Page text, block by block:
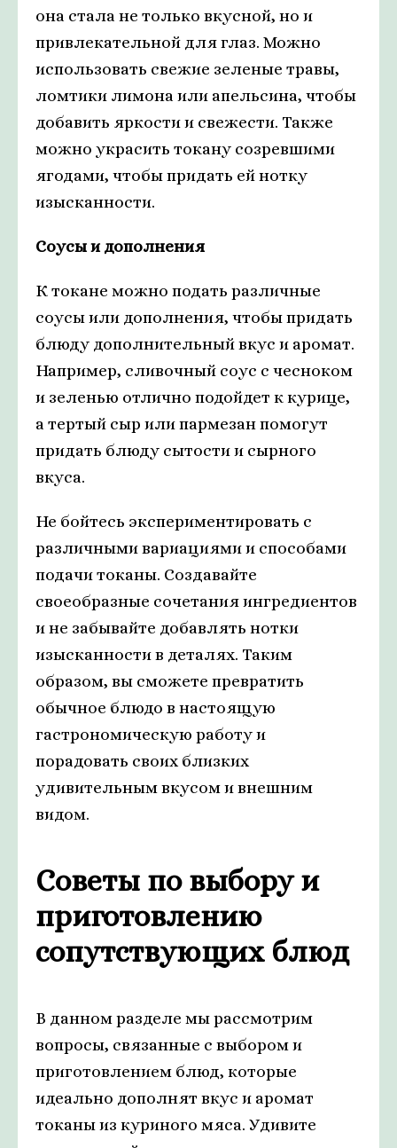
она стала не только вкусной, но и
привлекательной для глаз. Можно
использовать свежие зеленые травы,
ломтики лимона или апельсина, чтобы
добавить яркости и свежести. Также
можно украсить токану созревшими
ягодами, чтобы придать ей нотку
изысканности.
Соусы и дополнения
К токане можно подать различные
соусы или дополнения, чтобы придать
блюду дополнительный вкус и аромат.
Например, сливочный соус с чесноком
и зеленью отлично подойдет к курице,
а тертый сыр или пармезан помогут
придать блюду сытости и сырного
вкуса.
Не бойтесь экспериментировать с
различными вариациями и способами
подачи токаны. Создавайте
своеобразные сочетания ингредиентов
и не забывайте добавлять нотки
изысканности в деталях. Таким
образом, вы сможете превратить
обычное блюдо в настоящую
гастрономическую работу и
порадовать своих близких
удивительным вкусом и внешним
видом.
Советы по выбору и
приготовлению
сопутствующих блюд
В данном разделе мы рассмотрим
вопросы, связанные с выбором и
приготовлением блюд, которые
идеально дополнят вкус и аромат
токаны из куриного мяса. Удивите